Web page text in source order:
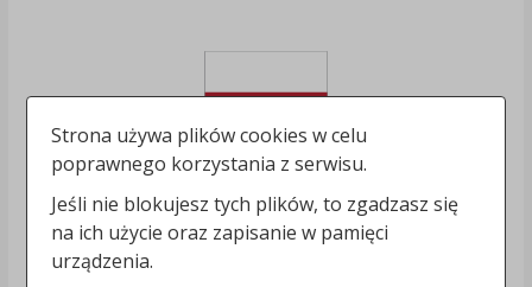
Strona używa plików cookies w celu
poprawnego korzystania z serwisu.
Jeśli nie blokujesz tych plików, to zgadzasz się
na ich użycie oraz zapisanie w pamięci
urządzenia.